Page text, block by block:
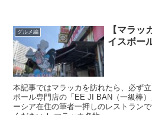
グルメ編
【マラッ
イスボー
本記事ではマラッカを訪れたら、必ず
ボール専門店の「EE JI BAN（一級棒
ーシア在住の筆者一押しのレストラン